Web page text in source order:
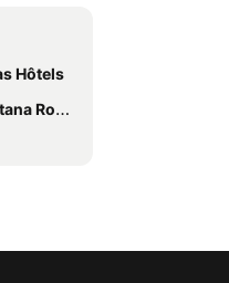
Hôtels
Hôtels